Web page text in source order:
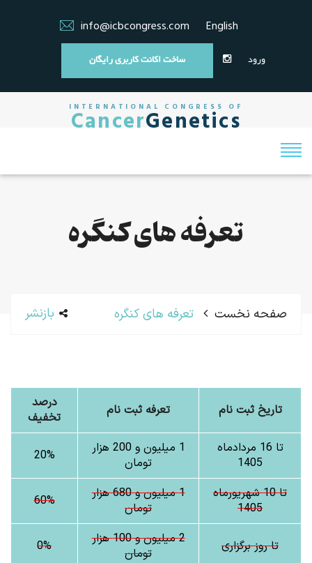
info@icbcongress.com English
ساخت اکانت کاربری رایگان ورود
INTERNATIONAL CONGRESS OF
CancerGenetics
تعرفه های کنگره
صفحه نخست تعرفه های کنگره بازنشر
تاریخ ثبت نام تعرفه ثبت نام
درصد
تخفیف
تا 16 مردادماه
1405
1 میلیون و 200 هزار
تومان
20%
تا 10 شهریورماه
1405
1 میلیون و 680 هزار
تومان
60%
تا روز برگزاری
2 میلیون و 100 هزار
تومان
0%